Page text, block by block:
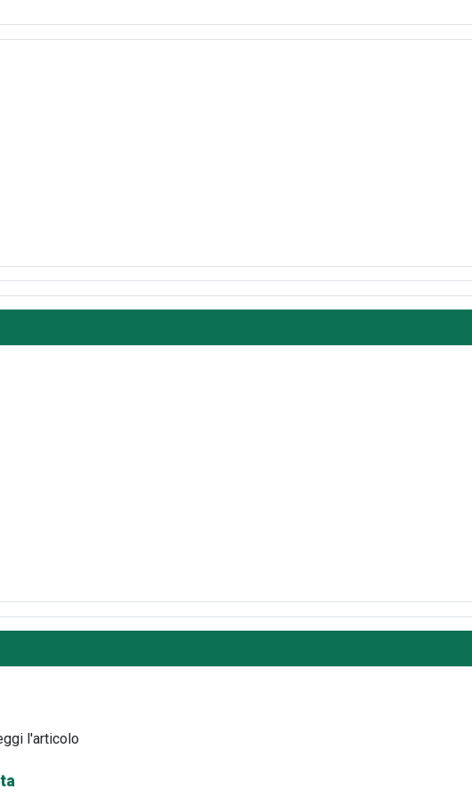
l'articolo